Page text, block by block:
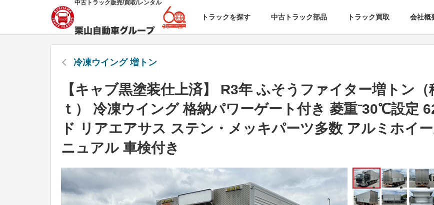
中古トラック販売/買取/レンタル
トラックを探す 中古トラック部品 トラック買取 会社概
冷凍ウイング 増トン
【キャブ黒塗装仕上済】 R3年 ふそうファイター増トン（
ｔ） 冷凍ウイング 格納パワーゲート付き 菱重⁻30℃設定
ド リアエアサス ステン・メッキパーツ多数 アルミホイ
ニュアル 車検付き